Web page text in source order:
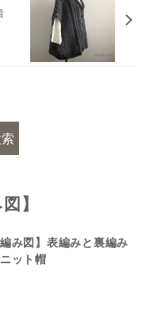
】
編み図】表編みと裏編み
ット帽